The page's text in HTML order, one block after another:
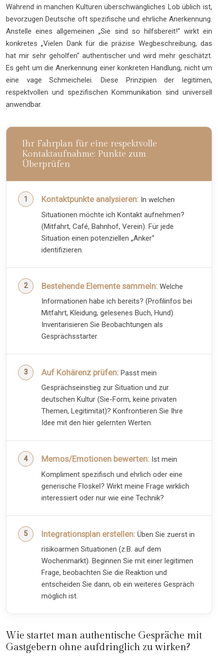
Während in manchen Kulturen überschwängliches Lob üblich ist,
bevorzugen Deutsche oft spezifische und ehrliche Anerkennung.
Anstelle eines allgemeinen „Sie sind so hilfsbereit!“ wirkt ein
konkretes „Vielen Dank für die präzise Wegbeschreibung, das
hat mir sehr geholfen“ authentischer und wird mehr geschätzt.
Es geht um die Anerkennung einer konkreten Handlung, nicht um
eine vage Schmeichelei. Diese Prinzipien der legitimen,
respektvollen und spezifischen Kommunikation sind universell
anwendbar.
Ihr Fahrplan für eine respektvolle
Kontaktaufnahme: Punkte zum
Überprüfen
Kontaktpunkte analysieren: In welchen
Situationen möchte ich Kontakt aufnehmen?
(Mitfahrt, Café, Bahnhof, Verein). Für jede
Situation einen potenziellen „Anker“
identifizieren.
Bestehende Elemente sammeln: Welche
Informationen habe ich bereits? (Profilinfos bei
Mitfahrt, Kleidung, gelesenes Buch, Hund).
Inventarisieren Sie Beobachtungen als
Gesprächsstarter.
Auf Kohärenz prüfen: Passt mein
Gesprächseinstieg zur Situation und zur
deutschen Kultur (Sie-Form, keine privaten
Themen, Legitimität)? Konfrontieren Sie Ihre
Idee mit den hier gelernten Werten.
Memos/Emotionen bewerten: Ist mein
Kompliment spezifisch und ehrlich oder eine
generische Floskel? Wirkt meine Frage wirklich
interessiert oder nur wie eine Technik?
Integrationsplan erstellen: Üben Sie zuerst in
risikoarmen Situationen (z.B. auf dem
Wochenmarkt). Beginnen Sie mit einer legitimen
Frage, beobachten Sie die Reaktion und
entscheiden Sie dann, ob ein weiteres Gespräch
möglich ist.
Wie startet man authentische Gespräche mit
Gastgebern ohne aufdringlich zu wirken?